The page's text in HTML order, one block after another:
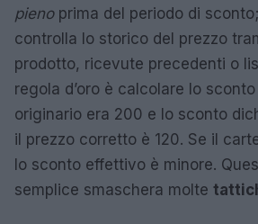
pienoprima del periodo di
controlla lo storico del prezzo
prodotto, ricevute precedenti o
regola d’oro è calcolare lo
originario era 200 e lo sconto
il prezzo corretto è 120. Se il
lo sconto effettivo è minore.
semplice smaschera molte